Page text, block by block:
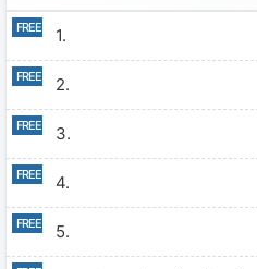
1.
2.
3.
4.
5.